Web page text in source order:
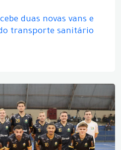
duas novas vans e
transporte sanitário